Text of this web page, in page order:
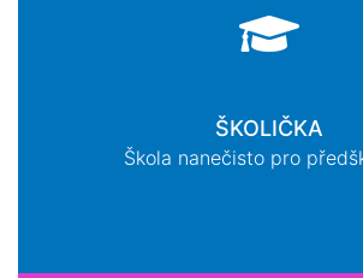
ŠKOLIČKA
Škola nanečisto pro